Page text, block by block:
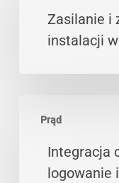
zabezpieczenia
instalacji
piekarni
Zasilanie i
instalacji
Prąd
odciągów
Integracja
logowanie